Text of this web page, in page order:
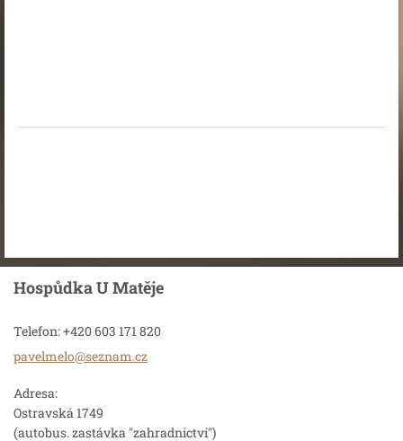
Hospůdka U Matěje
Telefon: +420 603 171 820
pavelmelo@seznam.cz
Adresa:
Ostravská 1749
(autobus. zastávka "zahradnictví")